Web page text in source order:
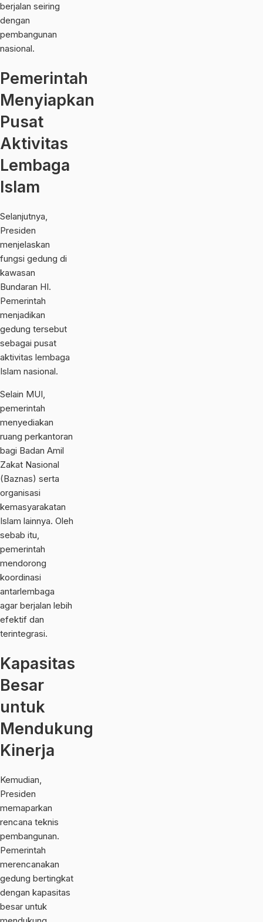
berjalan seiring
dengan
pembangunan
nasional.
Pemerintah
Menyiapkan
Pusat
Aktivitas
Lembaga
Islam
Selanjutnya,
Presiden
menjelaskan
fungsi gedung di
kawasan
Bundaran HI.
Pemerintah
menjadikan
gedung tersebut
sebagai pusat
aktivitas lembaga
Islam nasional.
Selain MUI,
pemerintah
menyediakan
ruang perkantoran
bagi Badan Amil
Zakat Nasional
(Baznas) serta
organisasi
kemasyarakatan
Islam lainnya. Oleh
sebab itu,
pemerintah
mendorong
koordinasi
antarlembaga
agar berjalan lebih
efektif dan
terintegrasi.
Kapasitas
Besar
untuk
Mendukung
Kinerja
Kemudian,
Presiden
memaparkan
rencana teknis
pembangunan.
Pemerintah
merencanakan
gedung bertingkat
dengan kapasitas
besar untuk